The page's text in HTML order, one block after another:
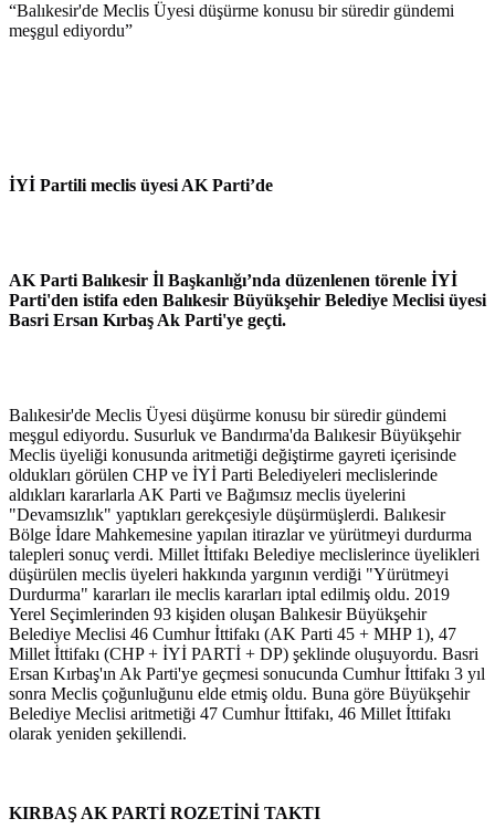
“Balıkesir'de Meclis Üyesi düşürme konusu bir süredir gündemi
meşgul ediyordu”
İYİ Partili meclis üyesi AK Parti’de
AK Parti Balıkesir İl Başkanlığı’nda düzenlenen törenle İYİ
Parti'den istifa eden Balıkesir Büyükşehir Belediye Meclisi üyesi
Basri Ersan Kırbaş Ak Parti'ye geçti.
Balıkesir'de Meclis Üyesi düşürme konusu bir süredir gündemi
meşgul ediyordu. Susurluk ve Bandırma'da Balıkesir Büyükşehir
Meclis üyeliği konusunda aritmetiği değiştirme gayreti içerisinde
oldukları görülen CHP ve İYİ Parti Belediyeleri meclislerinde
aldıkları kararlarla AK Parti ve Bağımsız meclis üyelerini
"Devamsızlık" yaptıkları gerekçesiyle düşürmüşlerdi. Balıkesir
Bölge İdare Mahkemesine yapılan itirazlar ve yürütmeyi durdurma
talepleri sonuç verdi. Millet İttifakı Belediye meclislerince üyelikleri
düşürülen meclis üyeleri hakkında yargının verdiği "Yürütmeyi
Durdurma" kararları ile meclis kararları iptal edilmiş oldu. 2019
Yerel Seçimlerinden 93 kişiden oluşan Balıkesir Büyükşehir
Belediye Meclisi 46 Cumhur İttifakı (AK Parti 45 + MHP 1), 47
Millet İttifakı (CHP + İYİ PARTİ + DP) şeklinde oluşuyordu. Basri
Ersan Kırbaş'ın Ak Parti'ye geçmesi sonucunda Cumhur İttifakı 3 yıl
sonra Meclis çoğunluğunu elde etmiş oldu. Buna göre Büyükşehir
Belediye Meclisi aritmetiği 47 Cumhur İttifakı, 46 Millet İttifakı
olarak yeniden şekillendi.
KIRBAŞ AK PARTİ ROZETİNİ TAKTI